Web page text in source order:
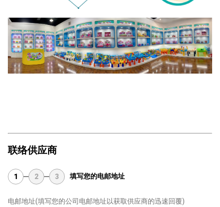
联络供应商
1 2 3 填写您的电邮地址
电邮地址(填写您的公司电邮地址以获取供应商的迅速回覆)